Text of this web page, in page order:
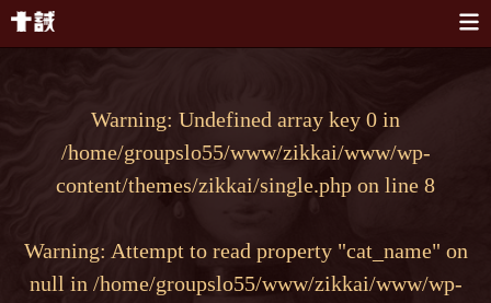
Warning: Undefined array key 0 in
/home/groupslo55/www/zikkai/www/wp-
content/themes/zikkai/single.php on line 8
Warning: Attempt to read property "cat_name" on
null in /home/groupslo55/www/zikkai/www/wp-